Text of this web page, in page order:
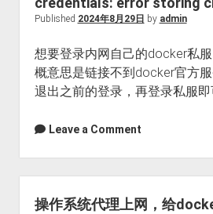
启
命
令
选
Published 2024年8月29日 by admin
想要登录内网自己的docker私
概意思是链接不到docker官方服
退出之前的登录，再登录私服即
Leave a Comment
操作系统代理上网，给